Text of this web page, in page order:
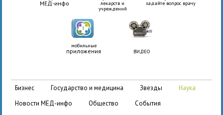
МЕД-инфо
лекарств и
учреждений
задайте вопрос врачу
мобильные
приложения ВИДЕО
бизнес государство и медицина звезды
наука
новости МЕД-инфо
общество
события